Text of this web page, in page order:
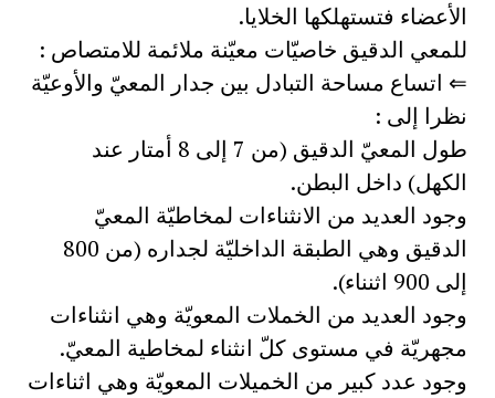
الأعضاء فتستهلكها الخلايا.
للمعي الدقيق خاصيّات معيّنة ملائمة للامتصاص :
⇐ اتساع مساحة التبادل بين جدار المعيّ والأوعيّة
نظرا إلى :
طول المعيّ الدقيق (من 7 إلى 8 أمتار عند
الكهل) داخل البطن.
وجود العديد من الانثناءات لمخاطيّة المعيّ
الدقيق وهي الطبقة الداخليّة لجداره (من 800
إلى 900 اثنناء).
وجود العديد من الخملات المعويّة وهي انثناءات
مجهريّة في مستوى كلّ انثناء لمخاطية المعيّ.
وجود عدد كبير من الخميلات المعويّة وهي اثناءات